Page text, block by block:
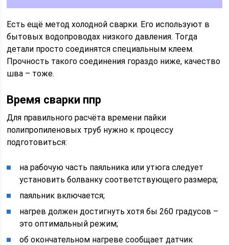
Есть ещё метод холодной сварки. Его используют в
бытовых водопроводах низкого давления. Тогда
детали просто соединятся специальным клеем.
Прочность такого соединения гораздо ниже, качество
шва – тоже.
Время сварки ппр
Для правильного расчёта времени пайки
полипропиленовых труб нужно к процессу
подготовиться:
на рабочую часть паяльника или утюга следует
установить болванку соответствующего размера;
паяльник включается;
нагрев должен достигнуть хотя бы 260 градусов –
это оптимальный режим;
об окончательном нагреве сообщает датчик